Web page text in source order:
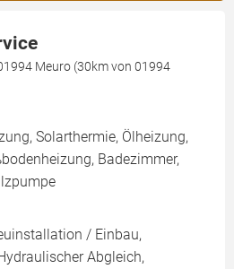
Meuro (30km von 01994
Solarthermie, Ölheizung,
Badezimmer,
/ Einbau,
Abgleich,